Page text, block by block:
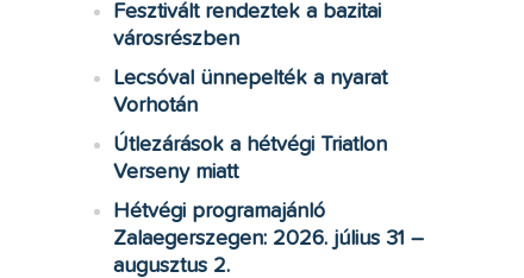
Fesztivált rendeztek a bazitai
városrészben
Lecsóval ünnepelték a nyarat
Vorhotán
Útlezárások a hétvégi Triatlon
Verseny miatt
Hétvégi programajánló
Zalaegerszegen: 2026. július 31 –
augusztus 2.